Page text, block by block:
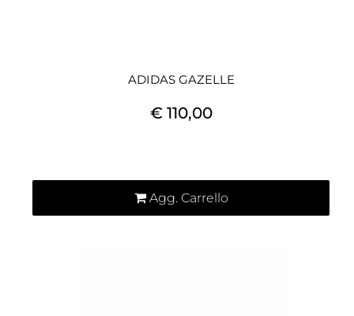
ADIDAS GAZELLE
€ 110,00
Agg. Carrello